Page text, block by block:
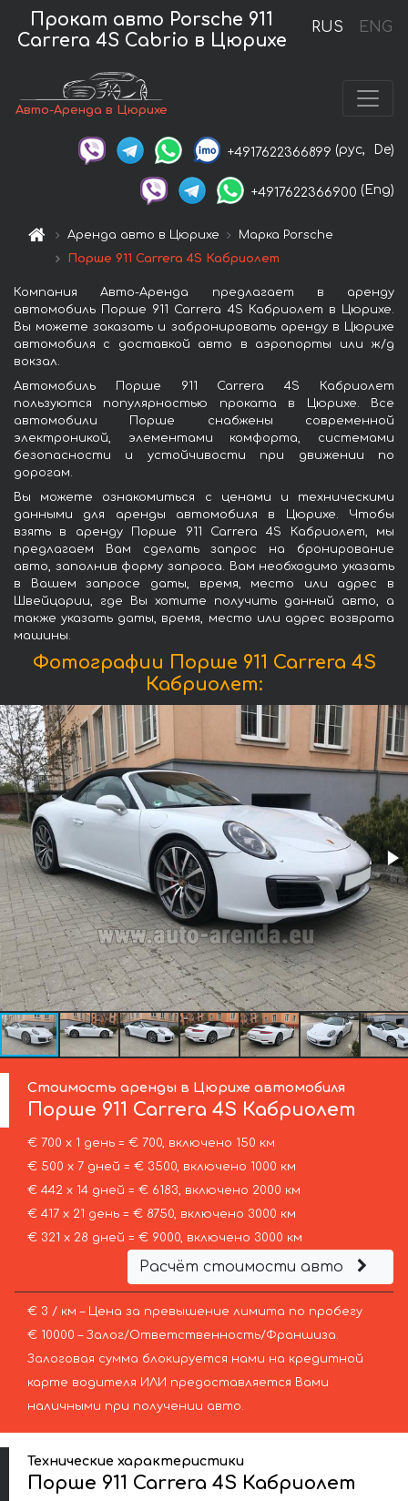
RUS ENG
Прокат авто Porsche 911
Carrera 4S Cabrio в Цюрихе
Авто-Аренда в Цюрихе
+4917622366899 (рус, De)
+4917622366900 (Eng)
Аренда авто в Цюрихе
Марка Porsche
Порше 911 Carrera 4S Кабриолет
Компания Авто-Аренда предлагает в аренду
автомобиль Порше 911 Carrera 4S Кабриолет в Цюрихе.
Вы можете заказать и забронировать аренду в Цюрихе
автомобиля с доставкой авто в аэропорты или ж/д
вокзал.
Автомобиль Порше 911 Carrera 4S Кабриолет
пользуются популярностью проката в Цюрихе. Все
автомобили Порше снабжены современной
электроникой, элементами комфорта, системами
безопасности и устойчивости при движении по
дорогам.
Вы можете ознакомиться с ценами и техническими
данными для аренды автомобиля в Цюрихе. Чтобы
взять в аренду Порше 911 Carrera 4S Кабриолет, мы
предлагаем Вам сделать запрос на бронирование
авто, заполнив форму запроса. Вам необходимо указать
в Вашем запросе даты, время, место или адрес в
Швейцарии, где Вы хотите получить данный авто, а
также указать даты, время, место или адрес возврата
машины.
Фотографии Порше 911 Carrera 4S
Кабриолет:
Стоимость аренды в Цюрихе автомобиля
Порше 911 Carrera 4S Кабриолет
€ 700 х 1 день = € 700, включено 150 км
€ 500 х 7 дней = € 3500, включено 1000 км
€ 442 х 14 дней = € 6183, включено 2000 км
€ 417 х 21 день = € 8750, включено 3000 км
€ 321 х 28 дней = € 9000, включено 3000 км
Расчёт стоимости авто
€ 3 / км – Цена за превышение лимита по пробегу
€ 10000 – Залог/Ответственность/Франшиза.
Залоговая сумма блокируется нами на кредитной
карте водителя ИЛИ предоставляется Вами
наличными при получении авто.
Технические характеристики
Порше 911 Carrera 4S Кабриолет